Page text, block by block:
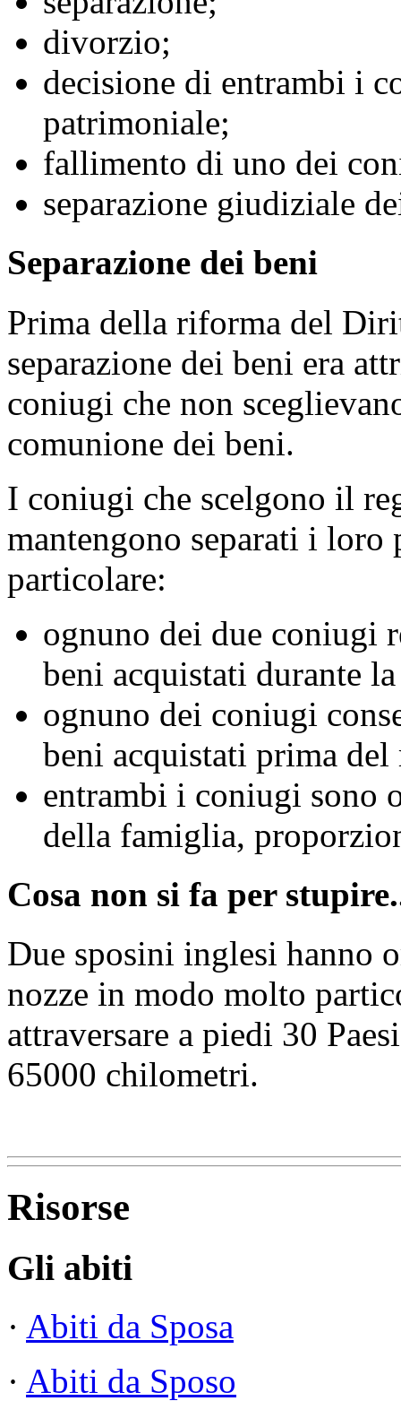
divorzio;
decisione di entrambi i
patrimoniale;
fallimento di uno dei
separazione giudiziale
Separazione dei beni
Prima della riforma del
separazione dei beni era
coniugi che non
comunione dei beni.
I coniugi che scelgono il
mantengono separati i
particolare:
ognuno dei due coniugi
beni acquistati durante
ognuno dei coniugi
beni acquistati prima
entrambi i coniugi sono
della famiglia,
Cosa non si fa per
Due sposini inglesi hanno
nozze in modo molto
attraversare a piedi 30
65000 chilometri.
Risorse
Gli abiti
· Abiti da Sposa
· Abiti da Sposo